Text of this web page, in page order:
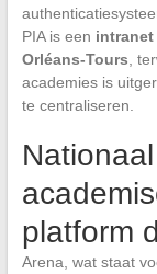
PIA is een intranet
Orléans-Tours ,
academies is
te centraliseren.
platform
Arena, wat staat